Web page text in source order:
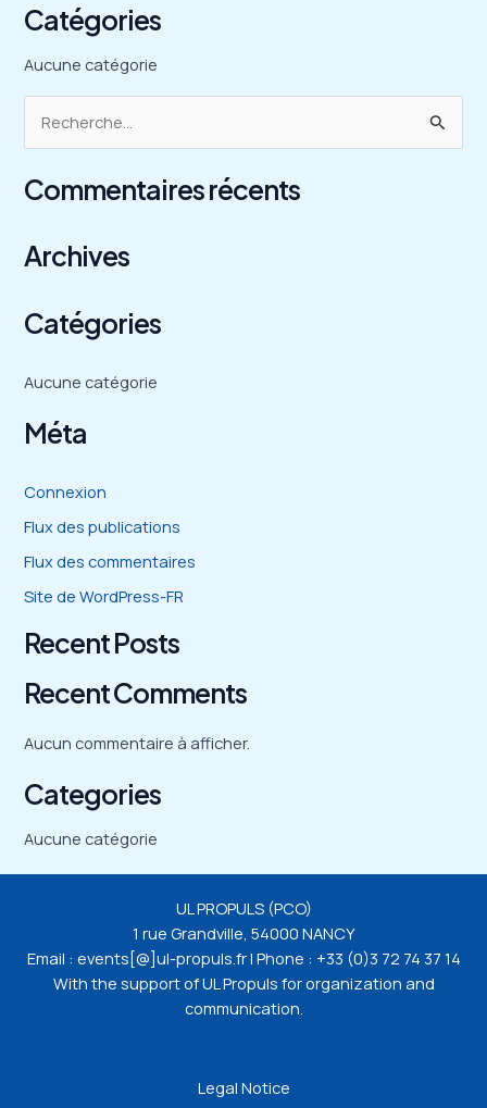
Catégories
Aucune catégorie
c
e
c
e
Commentaires récents
Archives
Catégories
Aucune catégorie
Méta
Connexion
Flux des publications
Flux des commentaires
Site de WordPress-FR
Recent Posts
Recent Comments
Aucun commentaire à afficher.
Categories
Aucune catégorie
UL PROPULS (PCO)
1 rue Grandville, 54000 NANCY
Email : events[@]ul-propuls.fr | Phone : +33 (0)3 72 74 37 14
With the support of UL Propuls for organization and
communication.
Legal Notice